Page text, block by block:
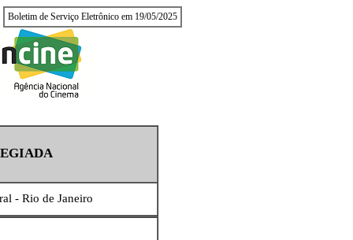
Boletim de Serviço Eletrônico em 19/05/2025
- Rio de Janeiro